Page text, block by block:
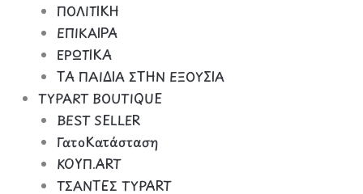
ΠΟΛΙΤΙΚΗ
ΕΠΙΚΑΙΡΑ
ΕΡΩΤΙΚΑ
ΤΑ ΠΑΙΔΙΑ ΣΤΗΝ ΕΞΟΥΣΙΑ
TYPART BOUTIQUE
BEST SELLER
ΓατοΚατάσταση
ΚΟΥΠ.ART
ΤΣΑΝΤΕΣ TYPART